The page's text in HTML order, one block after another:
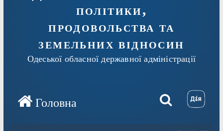
політики,
продовольства та
земельних відносин
Одеської обласної державної адміністрації